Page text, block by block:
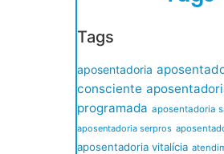
Tags
aposentadoria
consciente
programada aposentadoria
aposentadoria serpros
aposentadoria vitalícia